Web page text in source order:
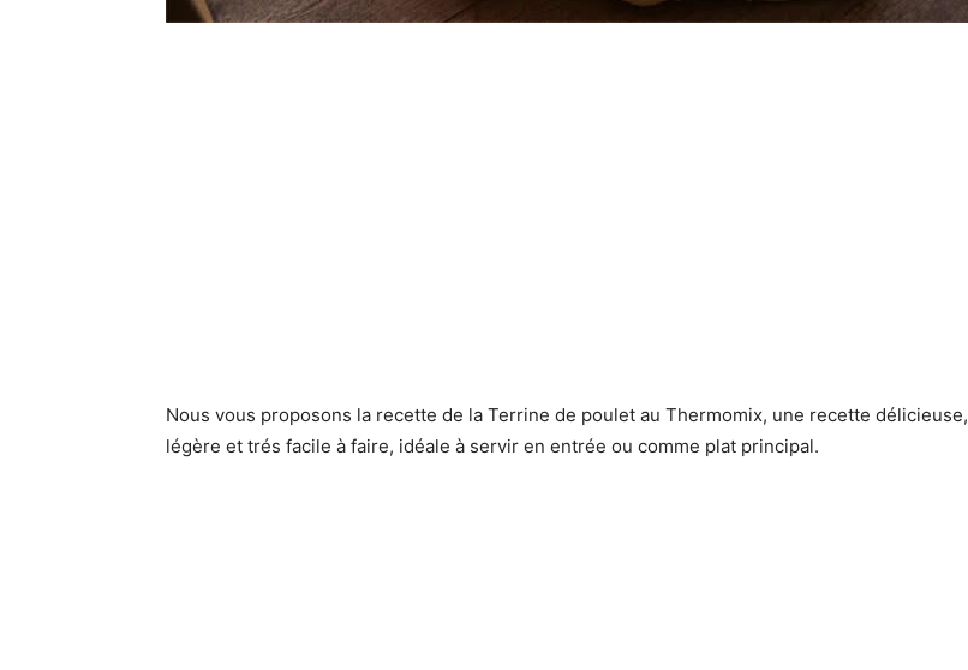
Nous vous proposons la recette de la Terrine de poulet au Thermomix, une recette délicieuse,
légère et trés facile à faire, idéale à servir en entrée ou comme plat principal.